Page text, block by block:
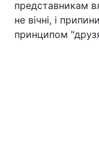
представникам
не вічні, і
принципом